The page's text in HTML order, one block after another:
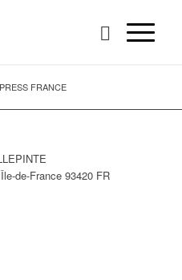
FRANCE
Île-de-France 93420 FR